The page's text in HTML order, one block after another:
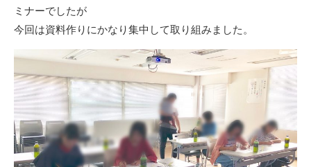
ミナーでしたが
今回は資料作りにかなり集中して取り組みました。